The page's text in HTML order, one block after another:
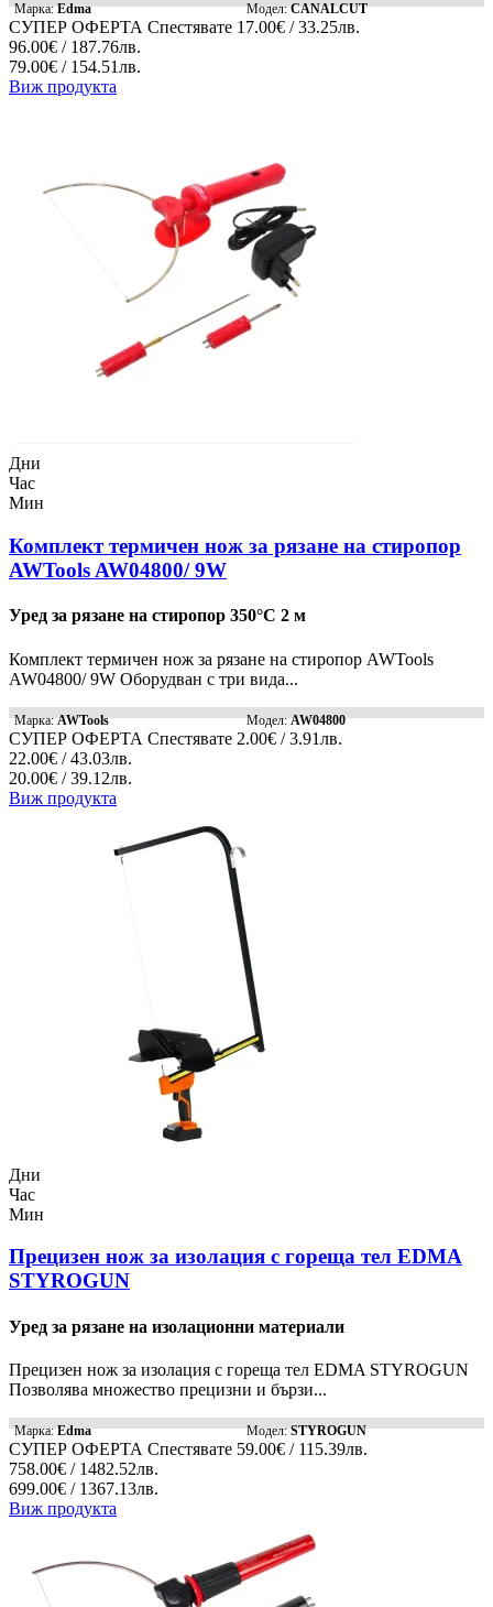
Марка:Edma Модел:CANALCUT
СУПЕР ОФЕРТА Спестявате 17.00€ / 33.25лв.
96.00€ / 187.76лв.
79.00€ / 154.51лв.
Виж продукта
Дни
Час
Мин
Комплект термичен нож за рязане на стиропор
AWTools AW04800/ 9W
Уред за рязане на стиропор 350°C 2 м
Комплект термичен нож за рязане на стиропор AWTools
AW04800/ 9W Оборудван с три вида...
Марка:AWTools Модел:AW04800
СУПЕР ОФЕРТА Спестявате 2.00€ / 3.91лв.
22.00€ / 43.03лв.
20.00€ / 39.12лв.
Виж продукта
Дни
Час
Мин
Прецизен нож за изолация с гореща тел EDMA
STYROGUN
Уред за рязане на изолационни материали
Прецизен нож за изолация с гореща тел EDMA STYROGUN
Позволява множество прецизни и бързи...
Марка:Edma Модел:STYROGUN
СУПЕР ОФЕРТА Спестявате 59.00€ / 115.39лв.
758.00€ / 1482.52лв.
699.00€ / 1367.13лв.
Виж продукта